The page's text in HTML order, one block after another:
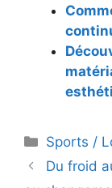
Sports /
Navigation
des
Du froid